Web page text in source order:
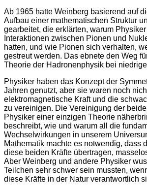
Ab 1965 hatte Weinberg basierend auf
Aufbau einer mathematischen Struktur
gearbeitet, die erklärten, warum
Interaktionen zwischen Pionen und
hatten, und wie Pionen sich verhalten,
gestreut werden. Das ebnete den Weg
Theorie der Hadronenphysik bei
Physiker haben das Konzept der
Jahren genutzt, aber sie waren noch
elektromagnetische Kraft und die
zu vereinigen. Die Vereinigung der
Physiker einer einzigen Theorie
beschreibt, wie und warum all die
Wechselwirkungen in unserem
Mathematik machte es notwendig, dass
diese beiden Kräfte übertragen,
Aber Weinberg und andere Physiker
Teilchen sehr schwer sein mussten,
diese Kräfte in der Natur verantwortlich